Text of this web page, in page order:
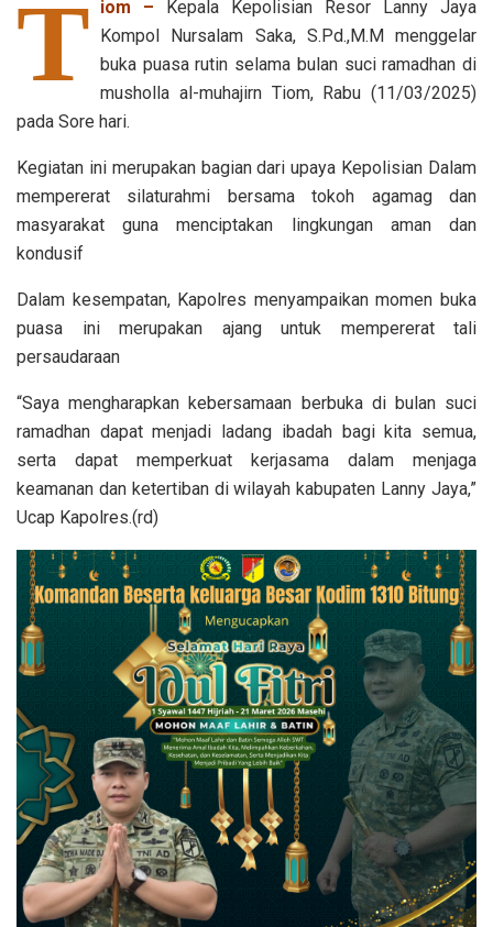
T iom – Kepala Kepolisian Resor Lanny Jaya
Kompol Nursalam Saka, S.Pd.,M.M menggelar
buka puasa rutin selama bulan suci ramadhan di
musholla al-muhajirn Tiom, Rabu (11/03/2025)
pada Sore hari.
Kegiatan ini merupakan bagian dari upaya Kepolisian Dalam
mempererat silaturahmi bersama tokoh agamag dan
masyarakat guna menciptakan lingkungan aman dan
kondusif
Dalam kesempatan, Kapolres menyampaikan momen buka
puasa ini merupakan ajang untuk mempererat tali
persaudaraan
“Saya mengharapkan kebersamaan berbuka di bulan suci
ramadhan dapat menjadi ladang ibadah bagi kita semua,
serta dapat memperkuat kerjasama dalam menjaga
keamanan dan ketertiban di wilayah kabupaten Lanny Jaya,”
Ucap Kapolres.(rd)